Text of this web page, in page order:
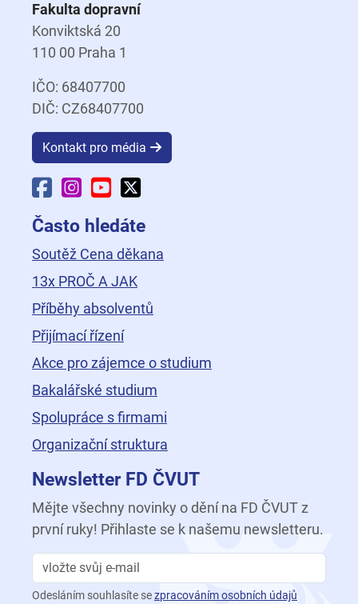
Fakulta dopravní
Konviktská 20
110 00 Praha 1
IČO: 68407700
DIČ: CZ68407700
Kontakt pro média
Facebook Fakulty dopravní
Instagram Fakulty dopravní
YouTube Fakulty dopravní
Často hledáte
Soutěž Cena děkana
13x PROČ A JAK
Příběhy absolventů
Přijímací řízení
Akce pro zájemce o studium
Bakalářské studium
Spolupráce s firmami
Organizační struktura
Newsletter FD ČVUT
Mějte všechny novinky o dění na FD ČVUT z
první ruky! Přihlaste se k našemu newsletteru.
Odesláním souhlasíte sezpracováním osobních údajů